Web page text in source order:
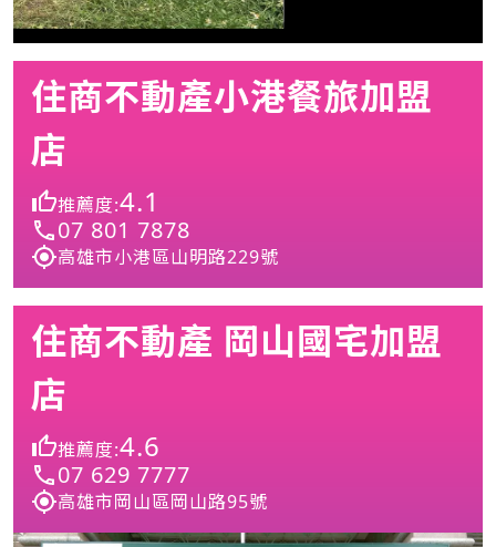
住商不動產小港餐旅加盟
店
推薦度:4.1
07 801 7878
高雄市小港區山明路229號
住商不動產 岡山國宅加盟
店
推薦度:4.6
07 629 7777
高雄市岡山區岡山路95號